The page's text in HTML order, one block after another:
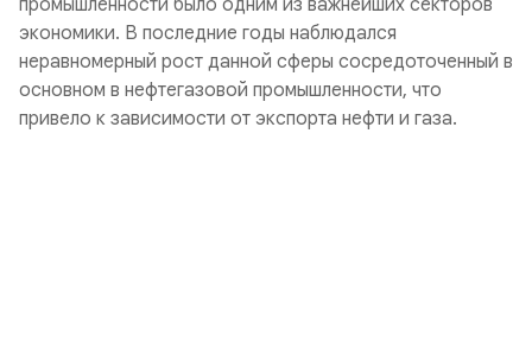
промышленности было одним из важнейших секторов
экономики. В последние годы наблюдался
неравномерный рост данной сферы сосредоточенный в
основном в нефтегазовой промышленности, что
привело к зависимости от экспорта нефти и газа.